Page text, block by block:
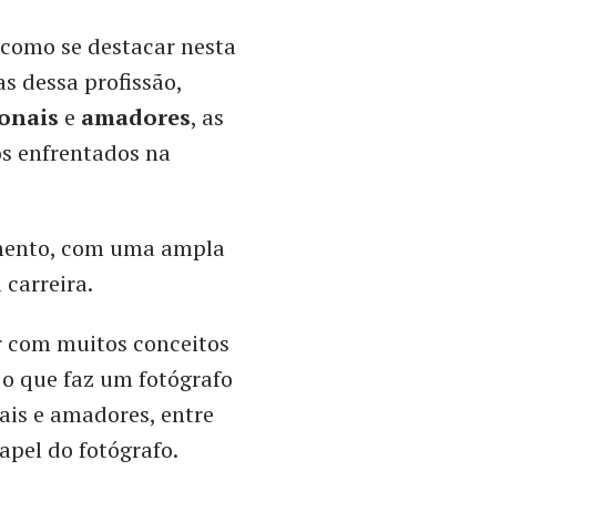
se destacar nesta
dessa profissão,
e amadores, as
enfrentados na
com uma ampla
carreira.
com muitos conceitos
que faz um fotógrafo
e amadores, entre
do fotógrafo.